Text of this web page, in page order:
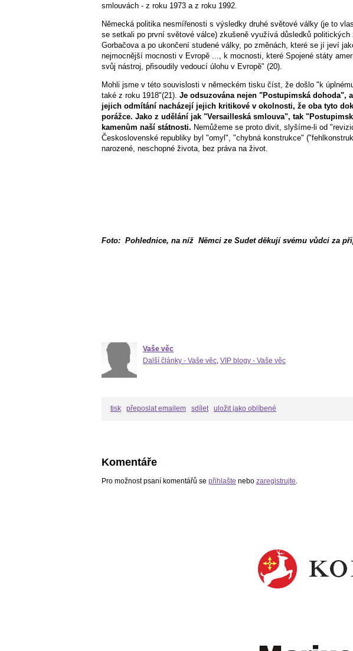
smlouvách - z roku 1973 a z roku 1992.
Německá politika nesmířenosti s výsledky druhé světové války (je to
se setkali po první světové válce) zkušeně využívá důsledků
Gorbačova a po ukončení studené války, po změnách, které se jí jeví
nejmocnější mocnosti v Evropě ..., k mocnosti, které Spojené státy
svůj nástroj, přisoudily vedoucí úlohu v Evropě" (20).
Mohli jsme v této souvislosti v německém tisku číst, že došlo "k
také z roku 1918"(21). Je odsuzována nejen "Postupimská dohoda",
jejich odmítání nacházejí jejich kritikové v okolnosti, že oba tyto
porážce. Jako z udělání jak "Versailleská smlouva", tak
kamenům naší státnosti. Nemůžeme se proto divit, slyšíme-li od
Československé republiky byl "omyl", "chybná konstrukce"
narozené, neschopné života, bez práva na život.
Foto: Pohlednice, na níž Němci ze Sudet děkují svému vůdci za
Vaše věc
Další články - Vaše věc, VIP blogy - Vaše věc
tisk přeposlat emailem sdílet uložit jako oblíbené
Komentáře
Pro možnost psaní komentářů se přihlašte nebo zaregistrujte.